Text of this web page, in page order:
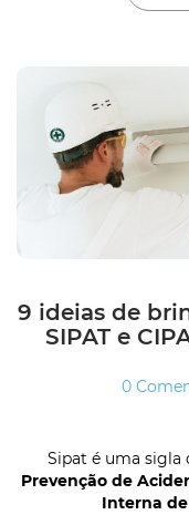
9 ideias de
SIPAT e
0
Sipat é uma sigla
Prevenção de
Interna